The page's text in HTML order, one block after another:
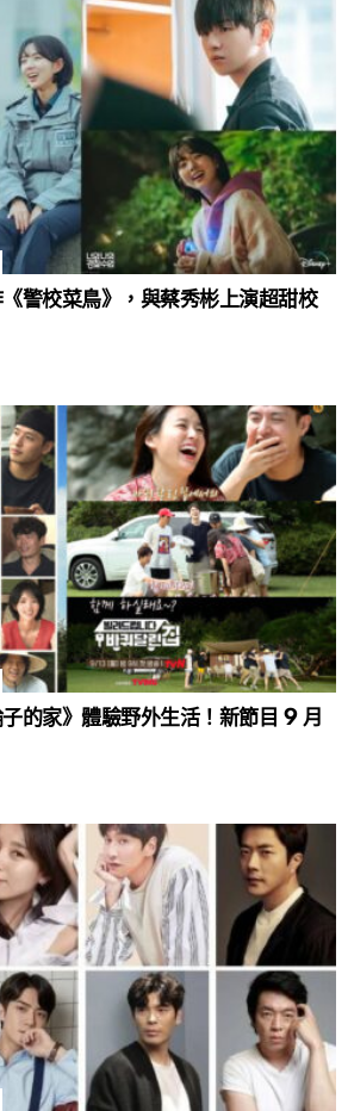
警校菜鳥》，與蔡秀彬上演超甜校
子的家》體驗野外生活！新節目 9 月